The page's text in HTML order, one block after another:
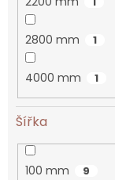
2800 mm 1
4000 mm 1
Šířka
100 mm 9